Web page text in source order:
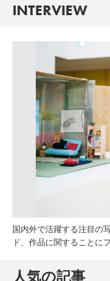
INTERVIEW
国内外で活躍する注目の
ド、作品に関することに
人気の記事